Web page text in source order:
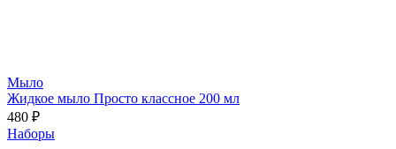
Мыло
Жидкое мыло Просто классное 200 мл
480 ₽
Наборы